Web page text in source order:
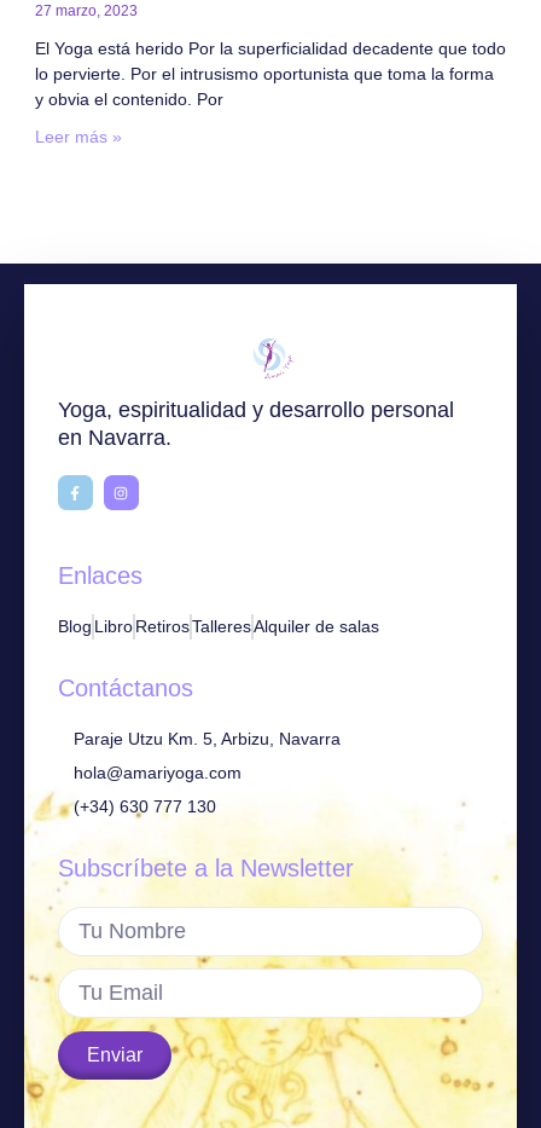
27 marzo, 2023
El Yoga está herido Por la superficialidad decadente que todo
lo pervierte. Por el intrusismo oportunista que toma la forma
y obvia el contenido. Por
Leer más »
Yoga, espiritualidad y desarrollo personal
en Navarra.
Enlaces
Blog LibroRetirosTalleresAlquiler de salas
Contáctanos
Paraje Utzu Km. 5, Arbizu, Navarra
hola@amariyoga.com
(+34) 630 777 130
Subscríbete a la Newsletter
Enviar